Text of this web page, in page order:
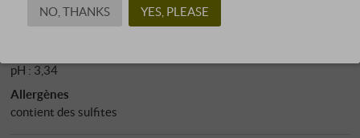
Acidité totale: 5,79 g/l
pH : 3,34
Allergènes
contient des sulfites
NO, THANKS YES, PLEASE